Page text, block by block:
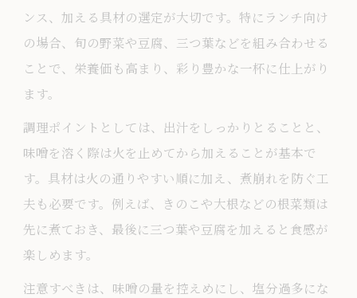
ンス、加える具材の選定が大切です。特にランチ向け
の場合、旬の野菜や豆腐、三つ葉などを組み合わせる
ことで、栄養価も高まり、彩り豊かな一杯に仕上がり
ます。
調理ポイントとしては、出汁をしっかりとることと、
味噌を溶く際は火を止めてから加えることが基本で
す。具材は火の通りやすい順に加え、煮崩れを防ぐ工
夫も必要です。例えば、きのこや大根などの根菜類は
先に煮ておき、最後に三つ葉や豆腐を加えると食感が
楽しめます。
注意すべきは、味噌の量を控えめにし、塩分過多にな